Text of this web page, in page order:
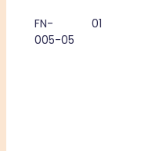
FN-
005-05
01